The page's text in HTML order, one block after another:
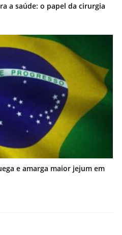
a saúde: o papel da cirurgia
e amarga maior jejum em